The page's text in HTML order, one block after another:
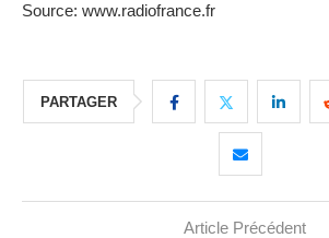
Source: www.radiofrance.fr
PARTAGER
Article Précédent